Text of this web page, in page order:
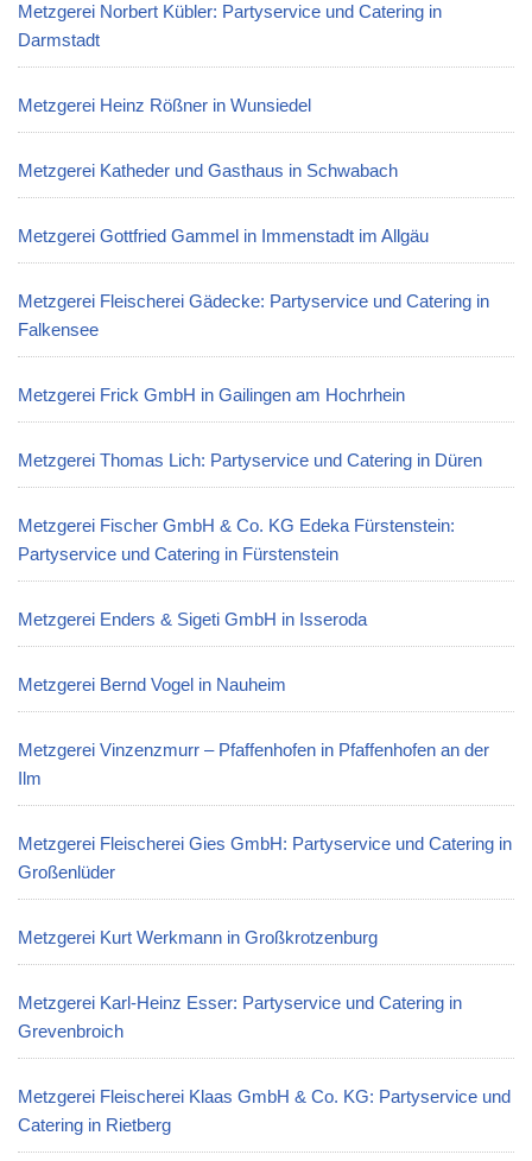
Metzgerei Norbert Kübler: Partyservice und Catering in
Darmstadt
Metzgerei Heinz Rößner in Wunsiedel
Metzgerei Katheder und Gasthaus in Schwabach
Metzgerei Gottfried Gammel in Immenstadt im Allgäu
Metzgerei Fleischerei Gädecke: Partyservice und Catering in
Falkensee
Metzgerei Frick GmbH in Gailingen am Hochrhein
Metzgerei Thomas Lich: Partyservice und Catering in Düren
Metzgerei Fischer GmbH & Co. KG Edeka Fürstenstein:
Partyservice und Catering in Fürstenstein
Metzgerei Enders & Sigeti GmbH in Isseroda
Metzgerei Bernd Vogel in Nauheim
Metzgerei Vinzenzmurr – Pfaffenhofen in Pfaffenhofen an der
Ilm
Metzgerei Fleischerei Gies GmbH: Partyservice und Catering in
Großenlüder
Metzgerei Kurt Werkmann in Großkrotzenburg
Metzgerei Karl-Heinz Esser: Partyservice und Catering in
Grevenbroich
Metzgerei Fleischerei Klaas GmbH & Co. KG: Partyservice und
Catering in Rietberg